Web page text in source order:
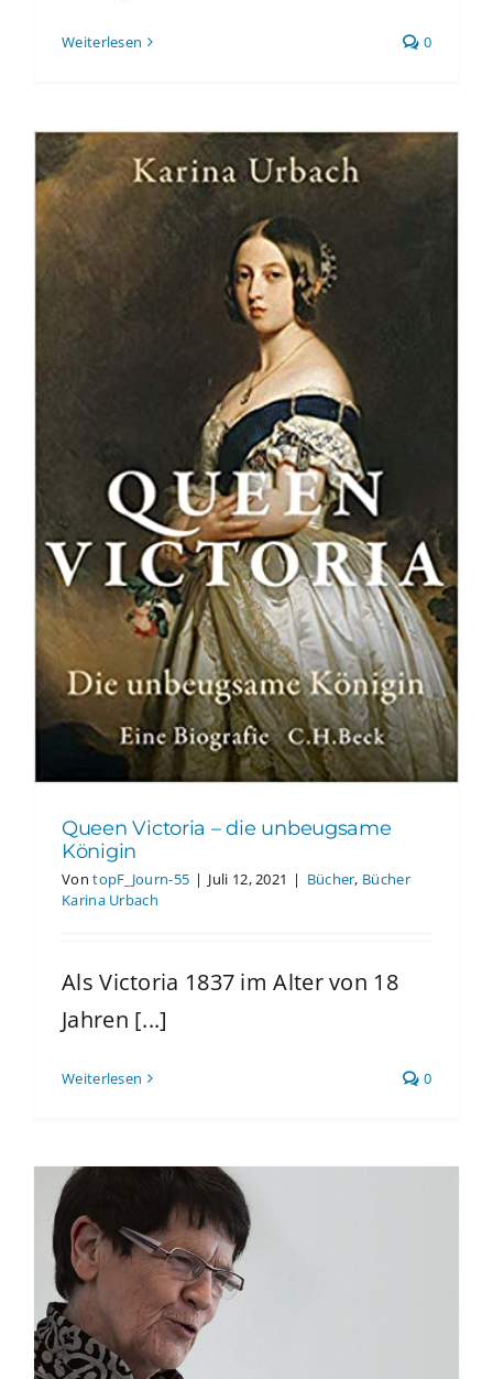
Weiterlesen 0
Queen Victoria – die unbeugsame
Königin
VontopF_Journ-55 | Juli 12, 2021 | Bücher, Bücher
Karina Urbach
Als Victoria 1837 im Alter von 18
Jahren [...]
Weiterlesen 0